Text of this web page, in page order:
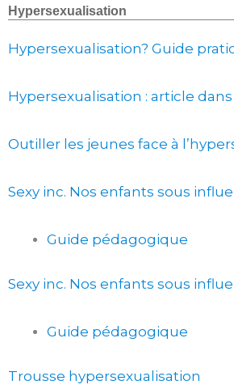
Hypersexualisation
Hypersexualisation? Guide
Hypersexualisation : article dans
Outiller les jeunes face à
Sexy inc. Nos enfants sous
Guide pédagogique
Sexy inc. Nos enfants sous
Guide pédagogique
Trousse hypersexualisation